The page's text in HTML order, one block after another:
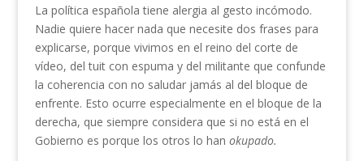
La política española tiene alergia al gesto incómodo.
Nadie quiere hacer nada que necesite dos frases para
explicarse, porque vivimos en el reino del corte de
vídeo, del tuit con espuma y del militante que confunde
la coherencia con no saludar jamás al del bloque de
enfrente. Esto ocurre especialmente en el bloque de la
derecha, que siempre considera que si no está en el
Gobierno es porque los otros lo han okupado.